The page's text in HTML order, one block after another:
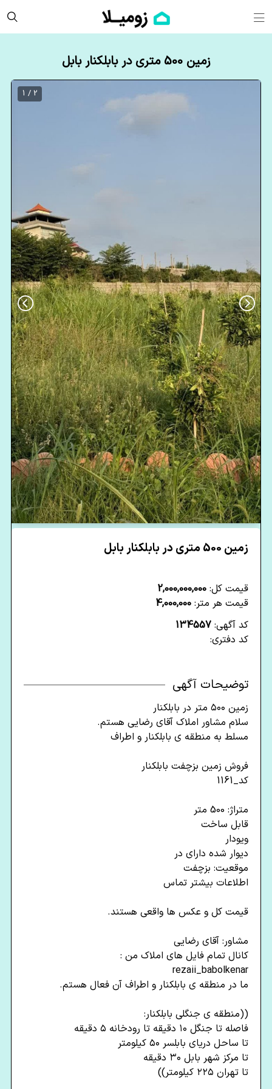
زمین 500 متری در بابلکنار بابل
2 / 1
زمین 500 متری در بابلکنار بابل
قیمت کل: 2,000,000,000
قیمت هر متر: 4,000,000
کد آگهی: 134557
کد دفتری:
توضیحات آگهی
زمین ۵۰۰ متر در بابلکنار
سلام مشاور املاک آقای رضایی هستم.
مسلط به منطقه ی بابلکنار و اطراف
فروش زمین بزچفت بابلکنار
کد_1161
متراژ: 500 متر
قابل ساخت
ویودار
دیوار شده دارای در
موقعیت: بزچفت
اطلاعات بیشتر تماس
قیمت کل و عکس ها واقعی هستند.
مشاور: آقای رضایی
کانال تمام فایل های املاک من :
rezaii_babolkenar
ما در منطقه ی بابلکنار و اطراف آن فعال هستم.
((منطقه ی جنگلی بابلکنار:
فاصله تا جنگل ۱۰ دقیقه تا رودخانه ۵ دقیقه
تا ساحل دریای بابلسر ۵۰ کیلومتر
تا مرکز شهر بابل ۳۰ دقیقه
تا تهران ۲۲۵ ‌‌کیلومتر))